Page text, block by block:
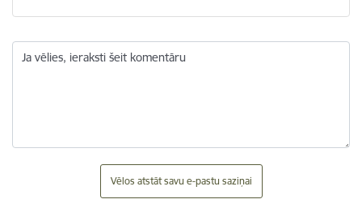
Ja vēlies, ieraksti šeit komentāru
Vēlos atstāt savu e-pastu saziņai